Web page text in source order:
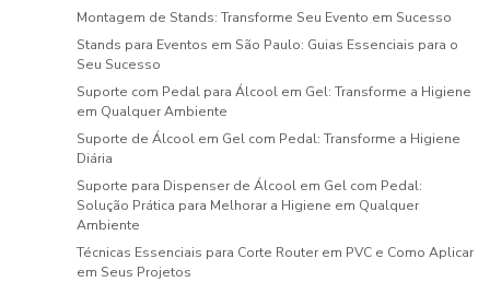
Montagem de Stands: Transforme Seu Evento em Sucesso
Stands para Eventos em São Paulo: Guias Essenciais para o
Seu Sucesso
Suporte com Pedal para Álcool em Gel: Transforme a Higiene
em Qualquer Ambiente
Suporte de Álcool em Gel com Pedal: Transforme a Higiene
Diária
Suporte para Dispenser de Álcool em Gel com Pedal:
Solução Prática para Melhorar a Higiene em Qualquer
Ambiente
Técnicas Essenciais para Corte Router em PVC e Como Aplicar
em Seus Projetos